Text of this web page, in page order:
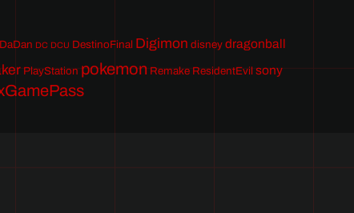
DC DCU DestinoFinal Digimon disney dragonball
PlayStation pokemon Remake ResidentEvil sony